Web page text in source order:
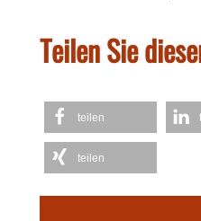
Teilen Sie
teilen
teilen